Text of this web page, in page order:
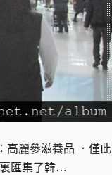
高麗參滋養品 ．僅此
匯集了韓…